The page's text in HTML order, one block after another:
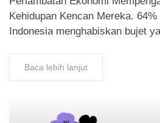
Kehidupan Kencan Mereka. 64%
Indonesia menghabiskan bujet
Baca lebih lanjut